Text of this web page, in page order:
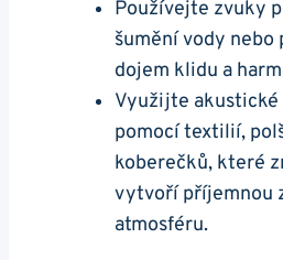
Používejte zvuky
šumění vody
dojem klidu a
Využijte
pomocí textilií,
koberečků, které
vytvoří příjemnou
atmosféru.